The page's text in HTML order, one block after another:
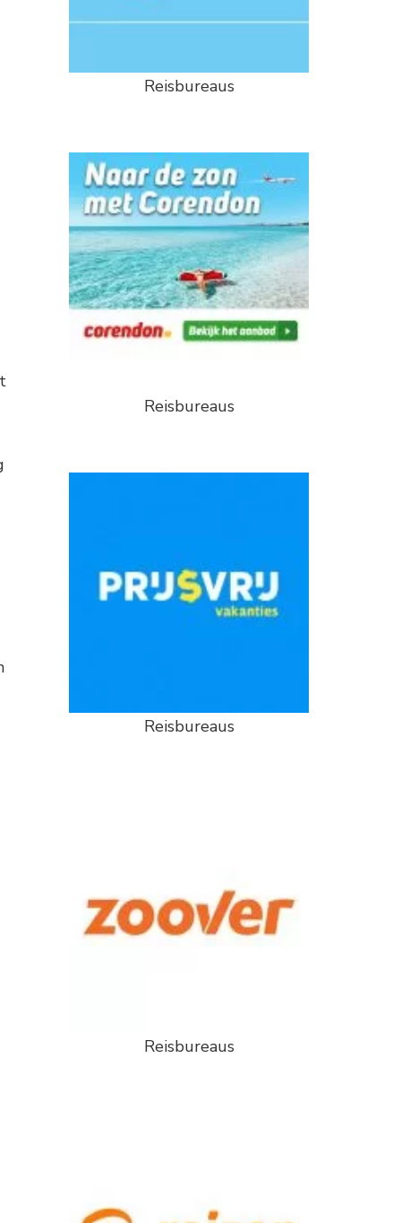
Reisbureaus
Reisbureaus
Reisbureaus
Reisbureaus